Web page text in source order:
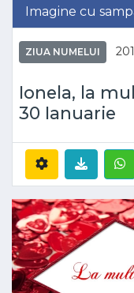
Imagine cu
ZIUA NUMELUI
Ionela, la
30 Ianuarie